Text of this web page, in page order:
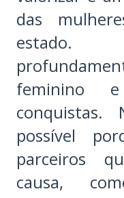
das
estado.
feminino
conquistas.
possível
parceiros
causa,